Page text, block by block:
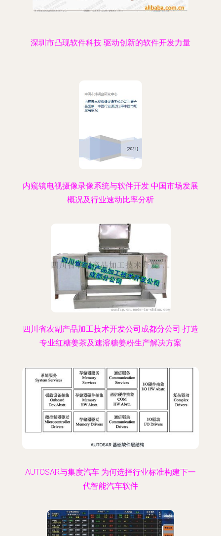
深圳市凸现软件科技 驱动创新的软件开发力量
内窥镜电视摄像录像系统与软件开发 中国市场发展
概况及行业速动比率分析
四川省农副产品加工技术开发公司成都分公司 打造
专业红糖姜茶及速溶糖姜粉生产解决方案
AUTOSAR与集度汽车 为何选择行业标准构建下一
代智能汽车软件